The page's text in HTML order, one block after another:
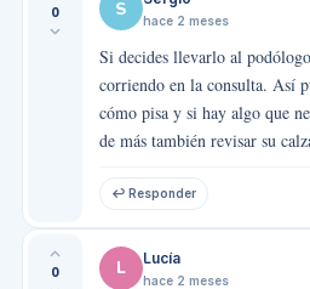
0 S
hace 2 meses
Si decides llevarlo al
corriendo en la consulta. Así
cómo pisa y si hay algo que
de más también revisar su
↩ Responder
0 L Lucía
hace 2 meses